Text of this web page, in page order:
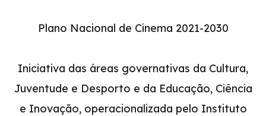
Plano Nacional de Cinema 2021-2030
Iniciativa das áreas governativas da Cultura,
Juventude e Desporto e da Educação, Ciência
e Inovação, operacionalizada pelo Instituto